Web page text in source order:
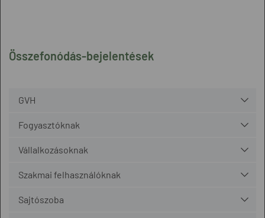
Összefonódás-bejelentések
GVH
Fogyasztóknak
Vállalkozásoknak
Szakmai felhasználóknak
Sajtószoba